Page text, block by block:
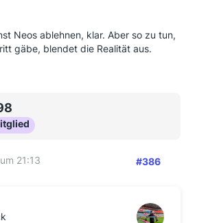
Neos ablehnen, klar. Aber so zu tun,
gäbe, blendet die Realität aus.
21:13 #386